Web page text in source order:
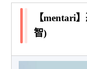
【mentari
智)